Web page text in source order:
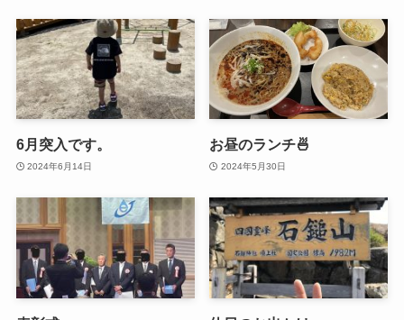
6月突入です。
2024年6月14日
お昼のランチ🍜
2024年5月30日